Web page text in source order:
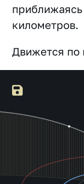
километров.
Движется по